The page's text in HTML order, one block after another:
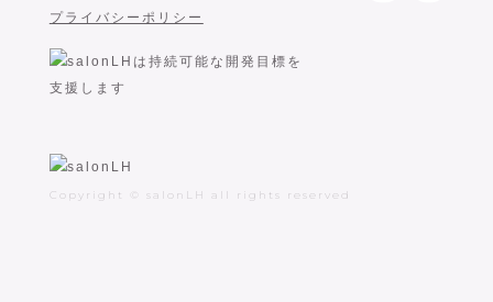
Copyright © salonLH all rights reserved
プライバシーポリシー